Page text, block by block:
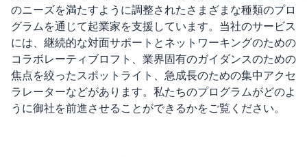
のニーズを満たすように調整されたさまざまな種類のプロ
グラムを通じて起業家を支援しています。当社のサービス
には、継続的な対面サポートとネットワーキングのための
コラボレーティブロフト、業界固有のガイダンスのための
焦点を絞ったスポットライト、急成長のための集中アクセ
ラレーターなどがあります。私たちのプログラムがどのよ
うに御社を前進させることができるかをご覧ください。